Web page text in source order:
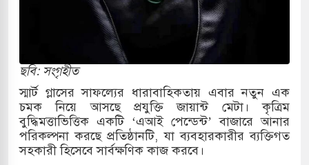
থাকুক বা না থাকুক, ইরানে একক সামরিক পদক্ষেপের
জুমার বয়ান ও নামাজ পড়াবেন দেওবন্দের
ছাড়লেন জনপ্রিয় ভারতীয় সাংবাদিক ময়ূখ রঞ্জন
ছবি: সংগৃহীত
স্মার্ট গ্লাসের সাফল্যের ধারাবাহিকতায় এবার নতুন এক
চমক নিয়ে আসছে প্রযুক্তি জায়ান্ট মেটা। কৃত্রিম
বুদ্ধিমত্তাভিত্তিক একটি ‘এআই পেন্ডেন্ট’ বাজারে আনার
পরিকল্পনা করছে প্রতিষ্ঠানটি, যা ব্যবহারকারীর ব্যক্তিগত
সহকারী হিসেবে সার্বক্ষণিক কাজ করবে।